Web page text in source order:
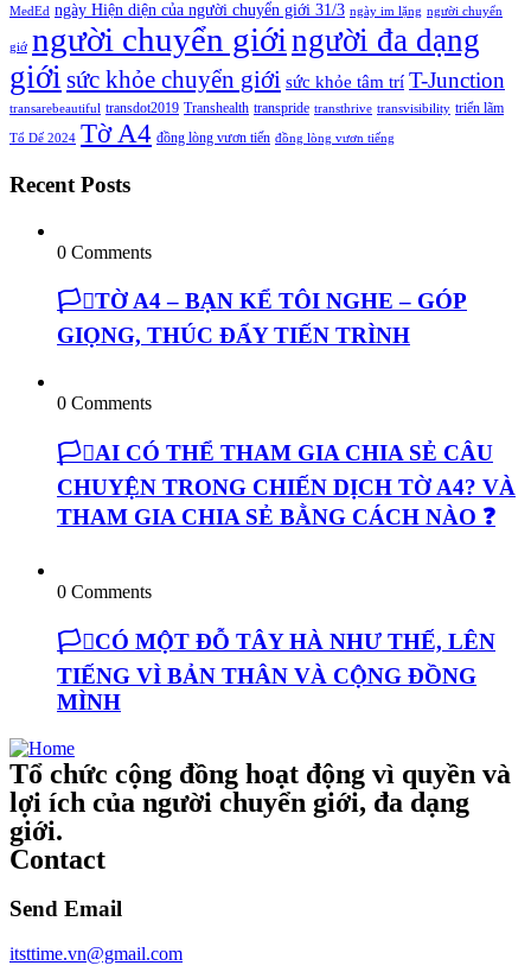
MedEd ngày Hiện diện của người chuyển giới 31/3 ngày im lặng người chuyển
giớ người chuyển giới người đa dạng
giới sức khỏe chuyển giới sức khỏe tâm trí T-Junction
transarebeautiful transdot2019 Transhealth transpride transthrive transvisibility triển lãm
Tổ Dế 2024 Tờ A4 đồng lòng vươn tiến đồng lòng vươn tiếng
Recent Posts
0 Comments
🏳️‍⚧️TỜ A4 – BẠN KỂ TÔI NGHE – GÓP
GIỌNG, THÚC ĐẨY TIẾN TRÌNH
0 Comments
🏳️‍⚧️AI CÓ THỂ THAM GIA CHIA SẺ CÂU
CHUYỆN TRONG CHIẾN DỊCH TỜ A4? VÀ
THAM GIA CHIA SẺ BẰNG CÁCH NÀO ❓
0 Comments
🏳️‍⚧️CÓ MỘT ĐỖ TÂY HÀ NHƯ THẾ, LÊN
TIẾNG VÌ BẢN THÂN VÀ CỘNG ĐỒNG
MÌNH
Tổ chức cộng đồng hoạt động vì quyền và
lợi ích của người chuyển giới, đa dạng
giới.
Contact
Send Email
itsttime.vn@gmail.com